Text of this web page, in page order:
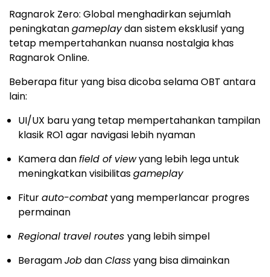
Ragnarok Zero: Global menghadirkan sejumlah
peningkatangameplaydan sistem eksklusif yang
tetap mempertahankan nuansa nostalgia khas
Ragnarok Online.
Beberapa fitur yang bisa dicoba selama OBT antara
lain:
UI/UX baru yang tetap mempertahankan tampilan
klasik RO1 agar navigasi lebih nyaman
Kamera danfield of viewyang lebih lega untuk
meningkatkan visibilitasgameplay
Fiturauto-combatyang memperlancar progres
permainan
Regional travel routes yang lebih simpel
BeragamJobdanClassyang bisa dimainkan